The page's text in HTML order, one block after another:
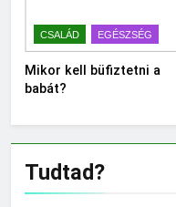
CSALÁD EGÉSZSÉG
Mikor kell büfiztetni a
babát?
Tudtad?